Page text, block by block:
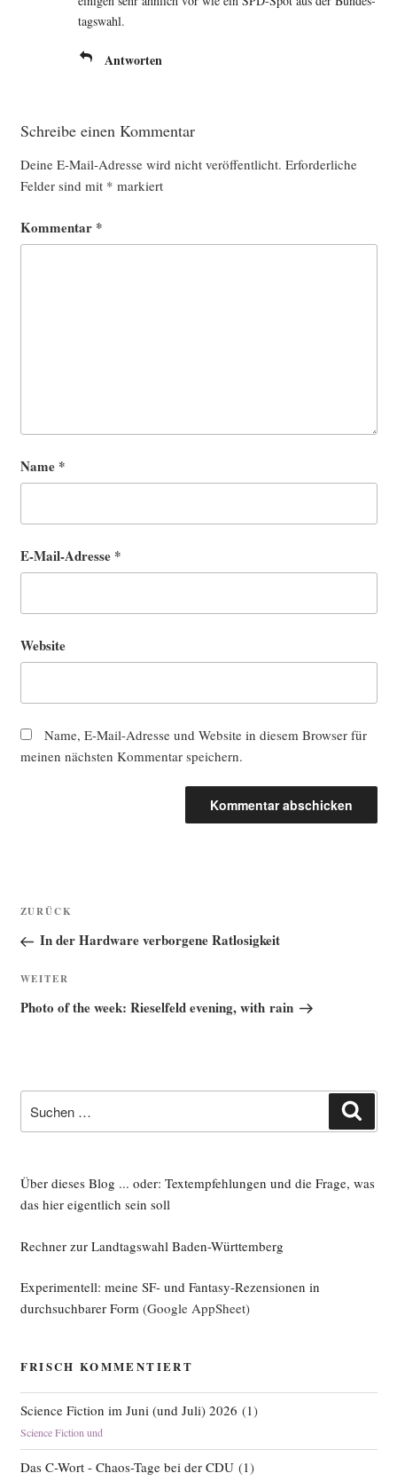
tags­wahl.
Antworten
Schreibe einen Kommentar
Deine E-Mail-Adresse wird nicht veröffentlicht. Erforderliche
Felder sind mit * markiert
Kommentar *
Name *
E-Mail-Adresse *
Website
Name, E-Mail-Adresse und Website in diesem Browser für
meinen nächsten Kommentar speichern.
Beitragsnavigation
Vorheriger
Beitrag
ZURÜCK
In der Hardware verborgene Ratlosigkeit
Nächster
Beitrag
WEITER
Photo of the week: Rieselfeld evening, with rain
nach:
Über dieses Blog ... oder: Textempfehlungen und die Frage, was
das hier eigentlich sein soll
Rechner zur Landtagswahl Baden-Württemberg
Experimentell: meine SF- und Fantasy-Rezensionen in
durchsuchbarer Form(Google AppSheet)
FRISCH KOMMENTIERT
Science Fiction im Juni (und Juli) 2026 (1)
Science Fiction und
Das C-Wort - Chaos-Tage bei der CDU(1)